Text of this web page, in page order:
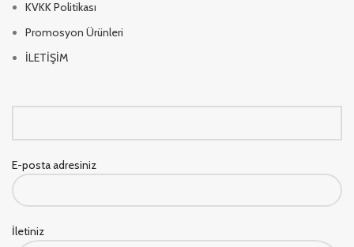
KVKK Politikası
Promosyon Ürünleri
İLETİŞİM
E-posta adresiniz
İletiniz